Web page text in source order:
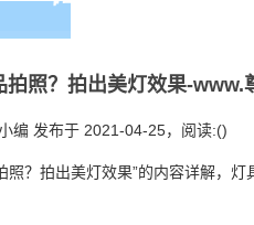
拍照？拍出美灯效果-www.
编 发布于 2021-04-25， 阅读:()
？拍出美灯效果”的内容详解，